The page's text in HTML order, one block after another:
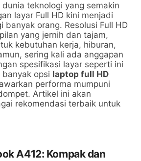
dunia teknologi yang semakin
layar Full HD kini menjadi
banyak orang. Resolusi Full HD
yang jernih dan tajam,
kebutuhan kerja, hiburan,
sering kali ada anggapan
spesifikasi layar seperti ini
opsi laptop full HD
performa mumpuni
Artikel ini akan
rekomendasi terbaik untuk
A412: Kompak dan